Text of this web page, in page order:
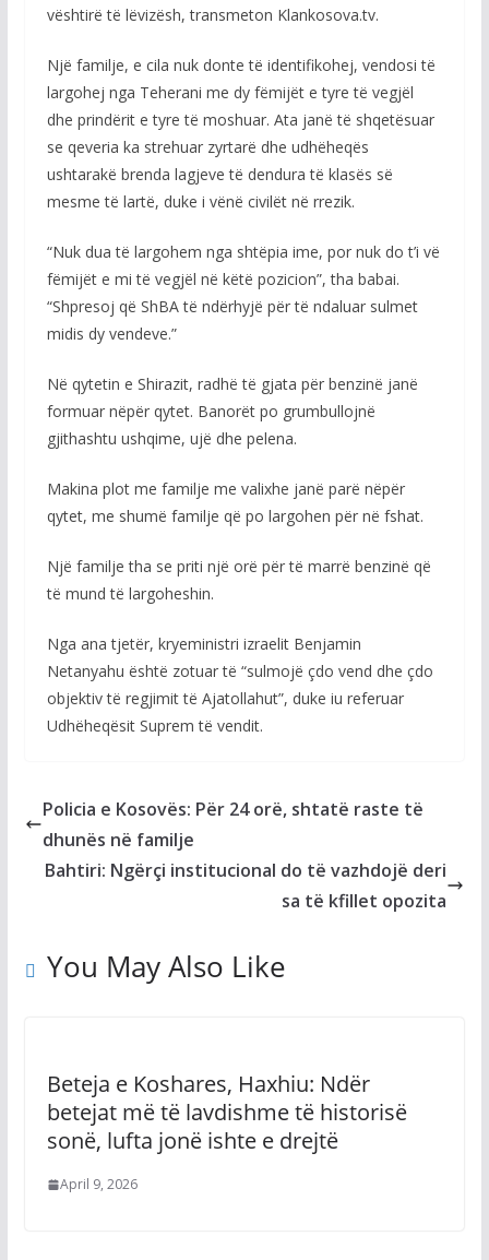
vështirë të lëvizësh, transmeton Klankosova.tv.
Një familje, e cila nuk donte të identifikohej, vendosi të
largohej nga Teherani me dy fëmijët e tyre të vegjël
dhe prindërit e tyre të moshuar. Ata janë të shqetësuar
se qeveria ka strehuar zyrtarë dhe udhëheqës
ushtarakë brenda lagjeve të dendura të klasës së
mesme të lartë, duke i vënë civilët në rrezik.
“Nuk dua të largohem nga shtëpia ime, por nuk do t’i vë
fëmijët e mi të vegjël në këtë pozicion”, tha babai.
“Shpresoj që ShBA të ndërhyjë për të ndaluar sulmet
midis dy vendeve.”
Në qytetin e Shirazit, radhë të gjata për benzinë ​​janë
formuar nëpër qytet. Banorët po grumbullojnë
gjithashtu ushqime, ujë dhe pelena.
Makina plot me familje me valixhe janë parë nëpër
qytet, me shumë familje që po largohen për në fshat.
Një familje tha se priti një orë për të marrë benzinë ​​që
të mund të largoheshin.
Nga ana tjetër, kryeministri izraelit Benjamin
Netanyahu është zotuar të “sulmojë çdo vend dhe çdo
objektiv të regjimit të Ajatollahut”, duke iu referuar
Udhëheqësit Suprem të vendit.
Policia e Kosovës: Për 24 orë, shtatë raste të
dhunës në familje
Bahtiri: Ngërçi institucional do të vazhdojë deri
sa të kfillet opozita
You May Also Like
Beteja e Koshares, Haxhiu: Ndër
betejat më të lavdishme të historisë
sonë, lufta jonë ishte e drejtë
April 9, 2026